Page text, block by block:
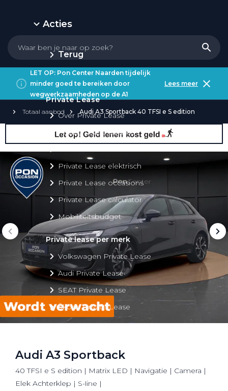
Acties
Terug
Private Lease
Over Private Lease
Private Lease aanbod
Private Lease elektrisch
Private Lease occasions
Private Lease calculator
Mobiliteitsbudget
Private lease per merk
Volkswagen Private Lease
Audi Private Lease
SEAT Private Lease
Škoda Private Lease
Bekijk alle aanbiedingen
LET OP: Pon Center Naarden tijdelijk
minder goed te bereiken door
wegwerkzaamheden op de A1
Lees meer
Totaal aanbod Audi A3 Sportback 40 TFSI e S edition
Audi A3 Sportback
40 TFSI e S edition | Matrix LED | Navigatie | Camera |
Elek Achterklep | S-line |